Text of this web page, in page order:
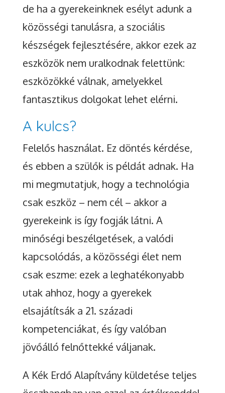
de ha a gyerekeinknek esélyt adunk a
közösségi tanulásra, a szociális
készségek fejlesztésére, akkor ezek az
eszközök nem uralkodnak felettünk:
eszközökké válnak, amelyekkel
fantasztikus dolgokat lehet elérni.
A kulcs?
Felelős használat. Ez döntés kérdése,
és ebben a szülők is példát adnak. Ha
mi megmutatjuk, hogy a technológia
csak eszköz – nem cél – akkor a
gyerekeink is így fogják látni. A
minőségi beszélgetések, a valódi
kapcsolódás, a közösségi élet nem
csak eszme: ezek a leghatékonyabb
utak ahhoz, hogy a gyerekek
elsajátítsák a 21. századi
kompetenciákat, és így valóban
jövőálló felnőttekké váljanak.
A Kék Erdő Alapítvány küldetése teljes